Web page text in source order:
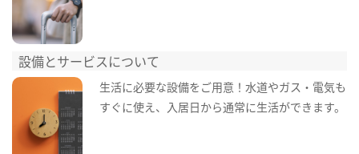
設備とサービスについて
生活に必要な設備をご用意！水道やガス・電気も
すぐに使え、入居日から通常に生活ができます。